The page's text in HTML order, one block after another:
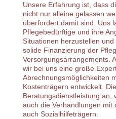
Unsere Erfahrung ist, dass
nicht nur alleine gelassen
überfordert damit sind. Uns
Pflegebedürftige und ihre
Situationen herzustellen
solide Finanzierung der
Versorgungsarrangements.
wir bei uns eine große
Abrechnungsmöglichkeiten
Kostenträgern entwickelt.
Beratungsdienstleistung
auch die Verhandlungen mit
auch Sozialhilfeträgern.